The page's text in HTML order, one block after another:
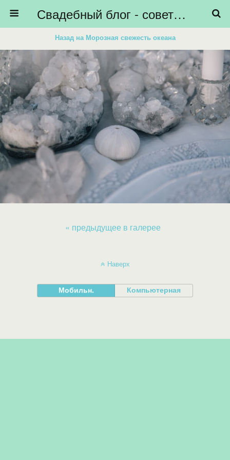
Свадебный блог - советы невестам, подготовка к свадьбе - HiBride
Назад на Морозная свежесть океана
« предыдущее в галерее
Наверх
Мобильн. Компьютерная